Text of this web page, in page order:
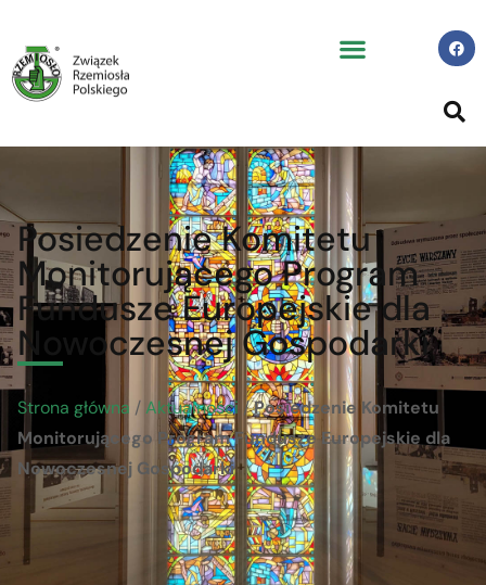
Posiedzenie Komitetu
Monitorującego Program
Fundusze Europejskie dla
Nowoczesnej Gospodarki
Strona główna /Aktualności /Posiedzenie Komitetu
Monitorującego Program Fundusze Europejskie dla
Nowoczesnej Gospodarki